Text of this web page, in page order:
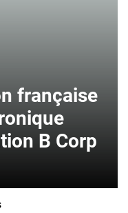
française
B Corp